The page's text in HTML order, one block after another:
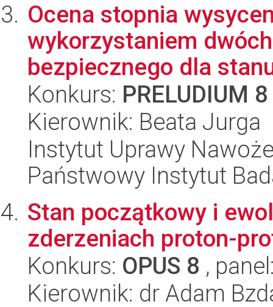
Ocena stopnia
wykorzystaniem
bezpiecznego dla
Konkurs: PRELUDIUM 8
Kierownik: Beata Jurga
Instytut Uprawy
Państwowy Instytut
Stan początkowy i
zderzeniach proton-
Konkurs: OPUS 8 ,
Kierownik: dr Adam